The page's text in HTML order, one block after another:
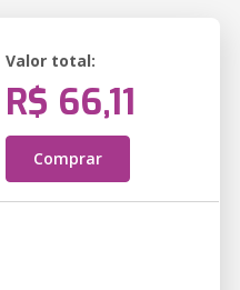
Valor total:
R$ 66,11
Comprar